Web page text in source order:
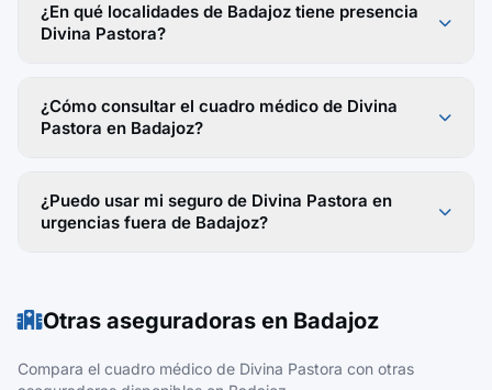
¿En qué localidades de Badajoz tiene presencia
Divina Pastora?
¿Cómo consultar el cuadro médico de Divina
Pastora en Badajoz?
¿Puedo usar mi seguro de Divina Pastora en
urgencias fuera de Badajoz?
Otras aseguradoras en Badajoz
Compara el cuadro médico de Divina Pastora con otras